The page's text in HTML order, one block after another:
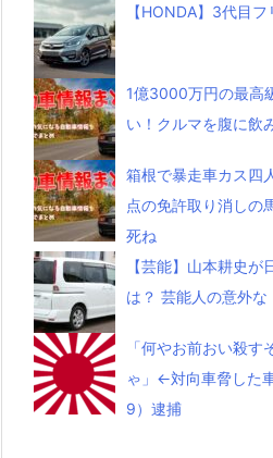
【HONDA】3代目
1億3000万円の最高
い！クルマを腹に飲
箱根で暴走車カス四
点の免許取り消しの
死ね
【芸能】山本耕史が
は？ 芸能人の意外な
「何やお前おい殺
ゃ」←対向車脅した
9）逮捕